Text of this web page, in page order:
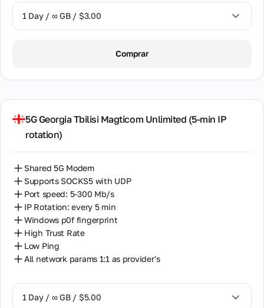
1 Day / ∞ GB / $3.00
30 Days / ∞ GB / $50.00
Comprar
5G Georgia Tbilisi Magticom Unlimited (5‑min IP
rotation)
Shared 5G Modem
Supports SOCKS5 with UDP
Port speed: 5-300 Mb/s
IP Rotation: every 5 min
Windows p0f fingerprint
High Trust Rate
Low Ping
All network params 1:1 as provider's
1 Day / ∞ GB / $5.00